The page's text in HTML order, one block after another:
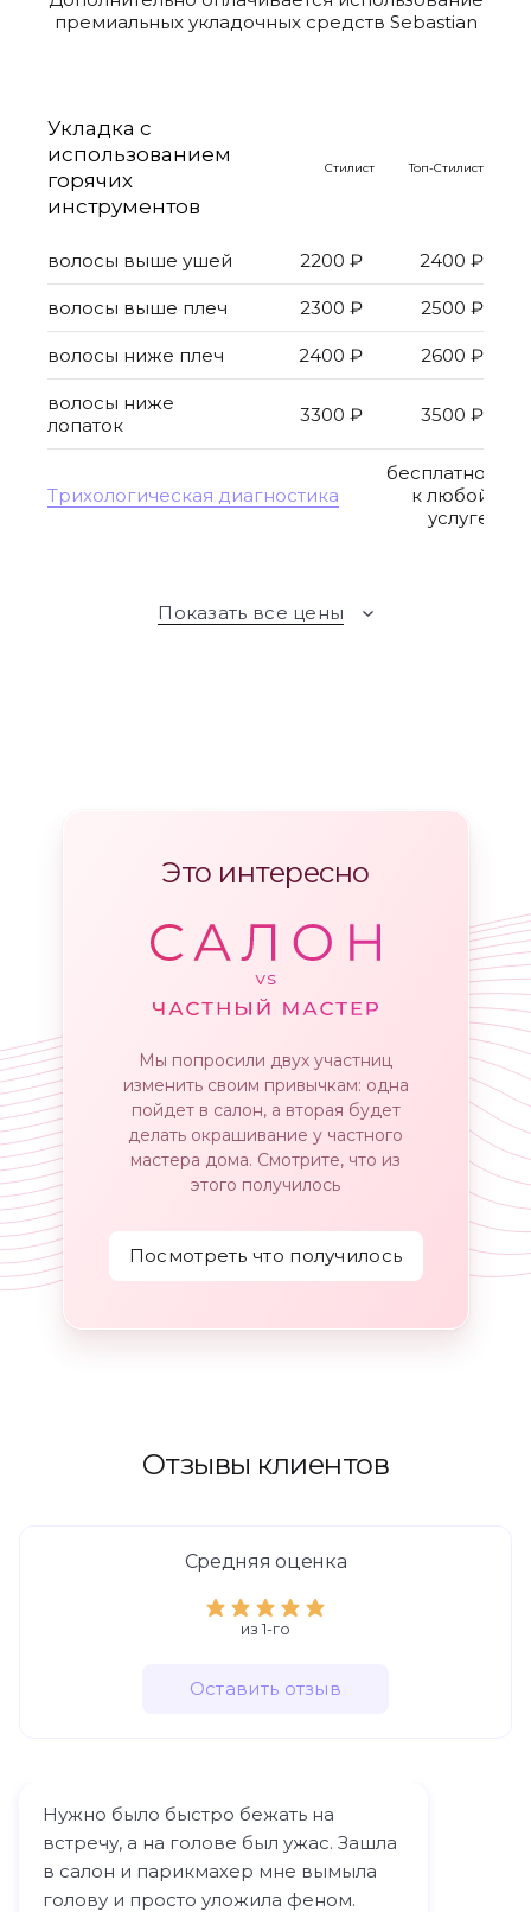
премиальных укладочных средств Sebastian
Укладка с
использованием
горячих
инструментов
Стилист Топ-Стилист
волосы выше ушей 2200 ₽ 2400 ₽
волосы выше плеч 2300 ₽ 2500 ₽
волосы ниже плеч 2400 ₽ 2600 ₽
волосы ниже
лопаток
3300 ₽ 3500 ₽
Трихологическая диагностика
бесплатно,
к любой
услуге
Показать все цены
Это интересно
Мы попросили двух участниц
изменить своим привычкам: одна
пойдет в салон, а вторая будет
делать окрашивание у частного
мастера дома. Смотрите, что из
этого получилось
Посмотреть что получилось
Отзывы клиентов
Средняя оценка
из 1-го
Оставить отзыв
Нужно было быстро бежать на
встречу, а на голове был ужас. Зашла
в салон и парикмахер мне вымыла
голову и просто уложила феном.